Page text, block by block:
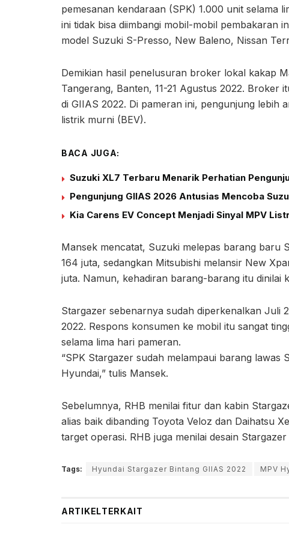
pemesanan kendaraan (SPK) 1.000 unit selama
ini tidak bisa diimbangi mobil-mobil pembakaran
model Suzuki S-Presso, New Baleno, Nissan
Demikian hasil penelusuran broker lokal kakap
Tangerang, Banten, 11-21 Agustus 2022.
di GIIAS 2022. Di pameran ini, pengunjung lebih
listrik murni (BEV).
BACA JUGA:
Suzuki XL7 Terbaru Menarik Perhatian
Pengunjung GIIAS 2026 Antusias Mencoba
Kia Carens EV Concept Menjadi Sinyal MPV
Mansek mencatat, Suzuki melepas barang baru
164 juta, sedangkan Mitsubishi melansir New
juta. Namun, kehadiran barang-barang itu dinilai
Stargazer sebenarnya sudah diperkenalkan Juli
2022. Respons konsumen ke mobil itu sangat
selama lima hari pameran.
“SPK Stargazer sudah melampaui barang lawas
Hyundai,” tulis Mansek.
Sebelumnya, RHB menilai fitur dan kabin
alias baik dibanding Toyota Veloz dan Daihatsu
target operasi. RHB juga menilai desain
Tags: Hyundai Stargazer Bintang GIIAS 2022 MPV
ARTIKELTERKAIT